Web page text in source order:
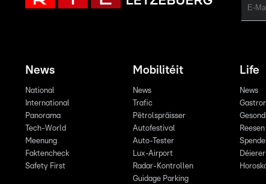
News
National
International
Panorama
Tech-World
Meenung
Faktencheck
Safety First
Mobilitéit
News
Trafic
Pëtrolspräisser
Autofestival
Auto-Tester
Lux-Airport
Radar-Kontrollen
Guidage Parking
Life
News
Reesen